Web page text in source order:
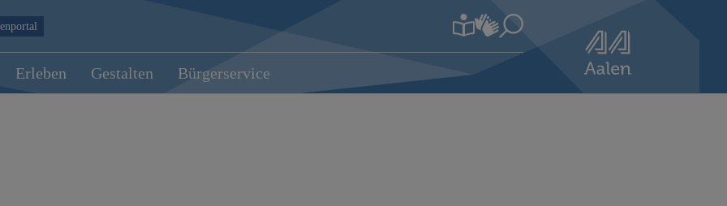
Erleben Gestalten Bürgerservice